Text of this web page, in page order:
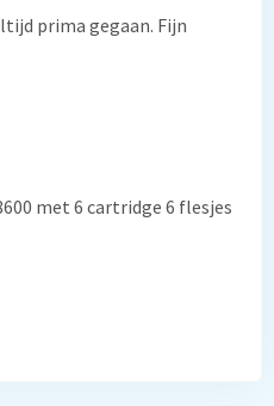
prima gegaan. Fijn
met 6 cartridge 6 flesjes